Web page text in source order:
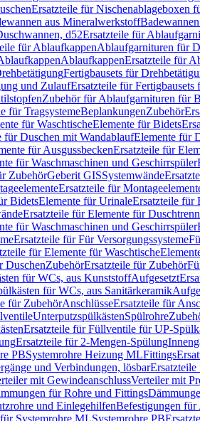
Ersatzteile für Nischenablageboxen
aus Mineralwerkstoff
d52Ersatzteile für
für AblaufkappenAblaufgarnituren für
AblaufkappenErsatzteile für
Fertigbausets für
und ZulaufErsatzteile für
Zubehör für Ablaufgarnituren für
für TragsystemeBeplankungenZubehör
für WaschtischeElemente für Bidets
für Duschen mit WandablaufElemente für
für AusgussbeckenErsatzteile für
für Waschmaschinen und Geschirrspüler
ZubehörGeberit GISSystemwände
Ersatzteile für
BidetsElemente für UrinaleErsatzteile für
Ersatzteile für Elemente für
für Waschmaschinen und Geschirrspüler
Ersatzteile für Für Versorgungssysteme
für Elemente für Waschtische
DuschenZubehörErsatzteile für Zubehör
für WCs, aus KunststoffAufgesetzt
für WCs, aus Sanitärkeramik
für ZubehörAnschlüsseErsatzteile für
UnterputzspülkästenSpülrohre
Ersatzteile für Füllventile für UP-
Ersatzteile für 2-Mengen-Spülung
PBSystemrohre Heizung MLFittings
und Verbindungen, lösbar
mit GewindeanschlussVerteiler mit
für Rohre und Fittings
und EinlegehilfenBefestigungen für
Systemrohre MLSystemrohre PB